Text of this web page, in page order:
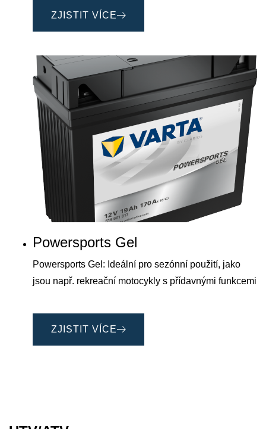
ZJISTIT VÍCE
Powersports Gel
Powersports Gel: Ideální pro sezónní použití, jako
jsou např. rekreační motocykly s přídavnými funkcemi
ZJISTIT VÍCE